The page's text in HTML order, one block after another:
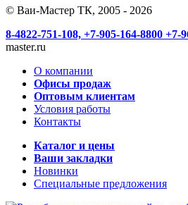
© Ваи-Мастер ТК, 2005 - 2026
8-4822-751-108, +7-905-164-8800 +7-
master.ru
О компании
Офисы продаж
Оптовым клиентам
Условия работы
Контакты
Каталог и цены
Ваши закладки
Новинки
Специальные предложения